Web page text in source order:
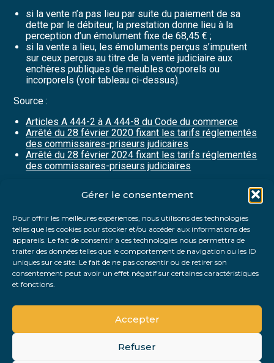
Gérer le consentement
Pour offrir les meilleures expériences, nous utilisons des technologies
telles que les cookies pour stocker et/ou accéder aux informations des
appareils. Le fait de consentir à ces technologies nous permettra de
traiter des données telles que le comportement de navigation ou les ID
uniques sur ce site. Le fait de ne pas consentir ou de retirer son
consentement peut avoir un effet négatif sur certaines caractéristiques
et fonctions.
Accepter
Refuser
si la vente n’a pas lieu par suite du paiement de sa
dette par le débiteur, la prestation donne lieu à la
perception d’un émolument fixe de 68,45 € ;
si la vente a lieu, les émoluments perçus s’imputent
sur ceux perçus au titre de la vente judiciaire aux
enchères publiques de meubles corporels ou
incorporels (voir tableau ci-dessus).
Source :
Articles A 444-2 à A 444-8 du Code du commerce
Arrêté du 28 février 2020 fixant les tarifs réglementés
des commissaires-priseurs judicaires
Arrêté du 28 février 2024 fixant les tarifs réglementés
des commissaires-priseurs judiciaires
FaceBook
TwitterLinkedIn